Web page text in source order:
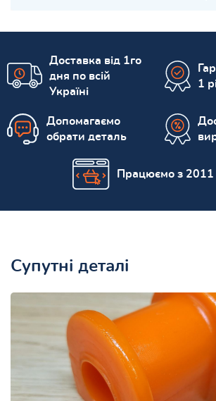
Доставка від 1го
дня по всій
Україні
1
Допомагаємо
обрати деталь
Працюємо з 2011
Супутні деталі